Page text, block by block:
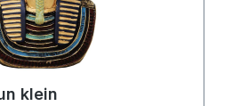
klein